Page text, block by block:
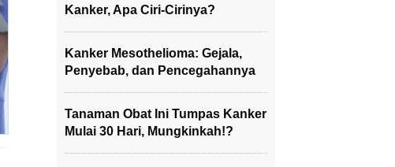
Kanker, Apa Ciri-Cirinya?
Kanker Mesothelioma: Gejala,
Penyebab, dan Pencegahannya
Tanaman Obat Ini Tumpas Kanker
Mulai 30 Hari, Mungkinkah!?